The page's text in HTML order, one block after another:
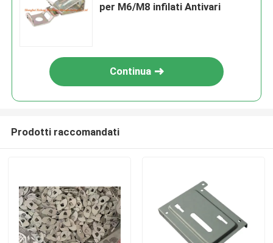
per M6/M8 infilati Antivari
Continua
Prodotti raccomandati